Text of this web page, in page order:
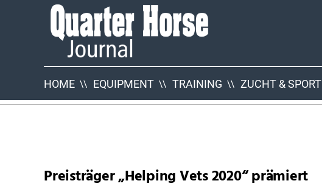
Quarter
Horse
Journal
HOME EQUIPMENT TRAINING ZUCHT & SPORT
QHJ Neuigkeiten
Preisträger „Helping Vets 2020“ prämiert